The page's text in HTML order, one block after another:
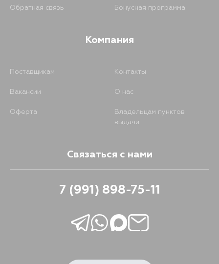
Обратная связь Бонусная программа
Компания
Поставщикам Контакты
Вакансии О нас
Оферта
Владельцам пунктов
выдачи
Связаться с нами
7 (991) 898-75-11